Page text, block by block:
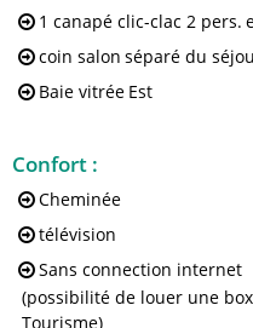
1 canapé clic-clac 2 pers.
coin salon séparé du
Baie vitrée Est
Confort :
Cheminée
télévision
Sans connection internet
(possibilité de louer une
Tourisme)